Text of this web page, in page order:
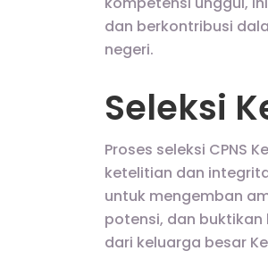
dan berkontribusi
negeri.
Seleksi
Proses seleksi CPNS
ketelitian dan
untuk mengemban
potensi, dan
dari keluarga besar